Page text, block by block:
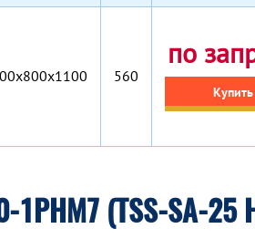
560
по
Купить
1РНМ7 (TSS-SA-25